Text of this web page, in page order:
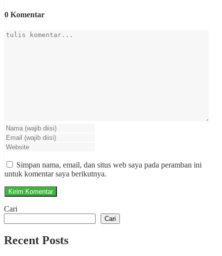
0 Komentar
Simpan nama, email, dan situs web saya pada peramban ini
untuk komentar saya berikutnya.
Cari
Cari
Recent Posts